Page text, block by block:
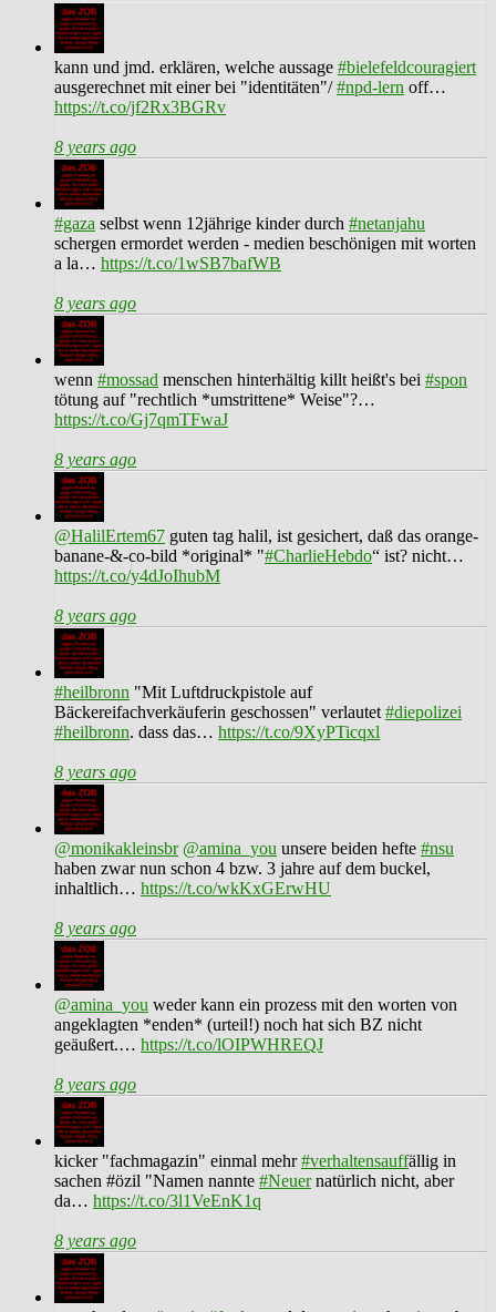
kann und jmd. erklären, welche aussage #bielefeldcouragiert
ausgerechnet mit einer bei "identitäten"/#npd-lern off…
https://t.co/jf2Rx3BGRv
8 years ago
#gaza selbst wenn 12jährige kinder durch #netanjahu
schergen ermordet werden - medien beschönigen mit worten
a la… https://t.co/1wSB7bafWB
8 years ago
wenn #mossad menschen hinterhältig killt heißt's bei #spon
tötung auf "rechtlich *umstrittene* Weise"?…
https://t.co/Gj7qmTFwaJ
8 years ago
@HalilErtem67 guten tag halil, ist gesichert, daß das orange-
banane-&-co-bild *original* "#CharlieHebdo“ ist? nicht…
https://t.co/y4dJoIhubM
8 years ago
#heilbronn "Mit Luftdruckpistole auf
Bäckereifachverkäuferin geschossen" verlautet #diepolizei
#heilbronn. dass das… https://t.co/9XyPTicqxl
8 years ago
@monikakleinsbr @amina_you unsere beiden hefte #nsu
haben zwar nun schon 4 bzw. 3 jahre auf dem buckel,
inhaltlich… https://t.co/wkKxGErwHU
8 years ago
@amina_you weder kann ein prozess mit den worten von
angeklagten *enden* (urteil!) noch hat sich BZ nicht
geäußert.… https://t.co/lOIPWHREQJ
8 years ago
kicker "fachmagazin" einmal mehr#verhaltensauffällig in
sachen #özil "Namen nannte #Neuernatürlich nicht, aber
da… https://t.co/3l1VeEnK1q
8 years ago